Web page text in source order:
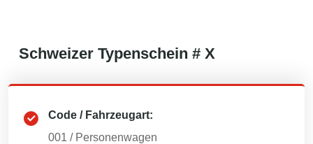
Schweizer Typenschein # X
Code / Fahrzeugart:
001 / Personenwagen